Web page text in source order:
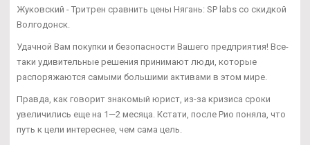
Жуковский - Тритрен сравнить цены Нягань: SP labs со скидкой
Волгодонск.
Удачной Вам покупки и безопасности Вашего предприятия! Все-
таки удивительные решения принимают люди, которые
распоряжаются самыми большими активами в этом мире.
Правда, как говорит знакомый юрист, из-за кризиса сроки
увеличились еще на 1—2 месяца. Кстати, после Рио поняла, что
путь к цели интереснее, чем сама цель.